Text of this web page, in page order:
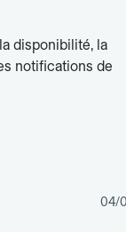
disponibilité, la
notifications de
04/